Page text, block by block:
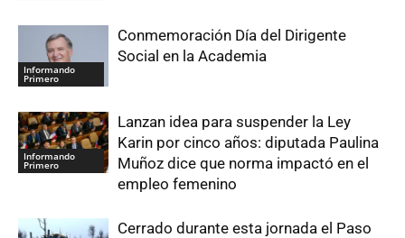
Informando
Primero
Conmemoración Día del Dirigente
Social en la Academia
Informando
Primero
Lanzan idea para suspender la Ley
Karin por cinco años: diputada Paulina
Muñoz dice que norma impactó en el
empleo femenino
Cerrado durante esta jornada el Paso